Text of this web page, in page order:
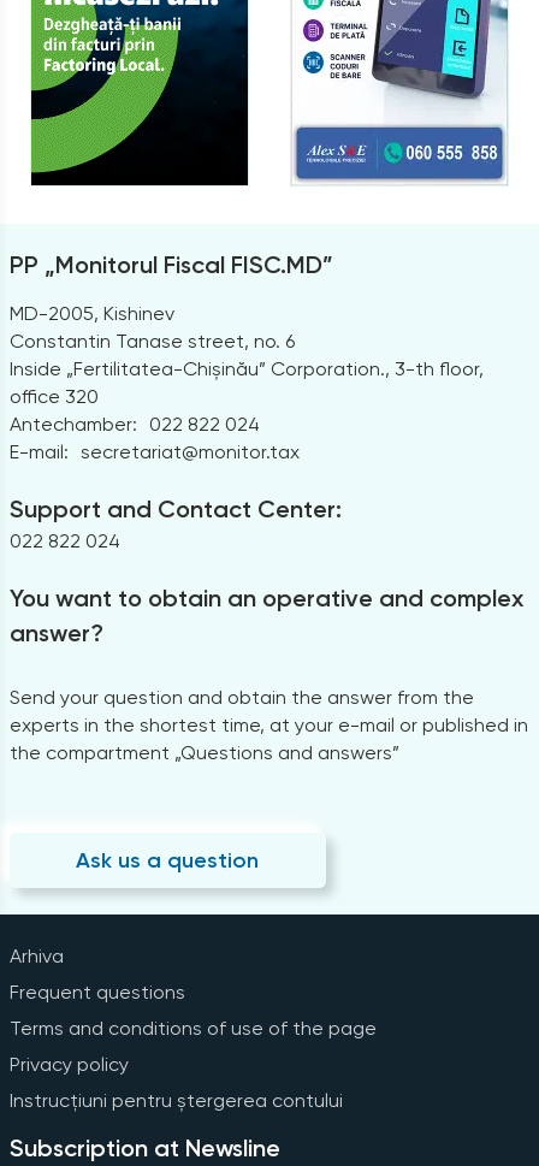
PP „Monitorul Fiscal FISC.MD”
MD-2005, Kishinev
Constantin Tanase street, no. 6
Inside „Fertilitatea-Chișinău” Corporation., 3-th floor,
office 320
Antechamber:
022 822 024
E-mail: secretariat@monitor.tax
Support and Contact Center:
022 822 024
You want to obtain an operative and complex
answer?
Send your question and obtain the answer from the
experts in the shortest time, at your e-mail or published in
the compartment „Questions and answers”
Ask us a question
Arhiva
Frequent questions
Terms and conditions of use of the page
Privacy policy
Instrucțiuni pentru ștergerea contului
Subscription at Newsline